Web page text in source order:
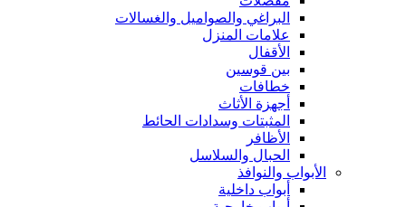
البراغي والصواميل والغسالات
علامات المنزل
الأقفال
بين قوسين
خطافات
أجهزة الأثاث
المثبتات وسدادات الحائط
الأظافر
الحبال والسلاسل
الأبواب والنوافذ
أبواب داخلية